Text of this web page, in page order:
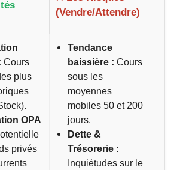
(Vendre/Attendre)
Cours
plus
OPA
privés
Tendance
baissière : Cours
sous les
moyennes
mobiles 50 et 200
jours.
Dette &
Trésorerie :
Inquiétudes sur le